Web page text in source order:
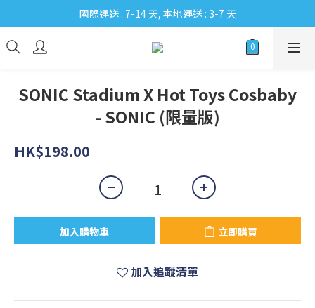
國際運送 : 7-14 天, 本地運送 : 3-7 天
SONIC Stadium X Hot Toys Cosbaby
- SONIC (限量版)
HK$198.00
加入購物車 立即購買
加入追蹤清單